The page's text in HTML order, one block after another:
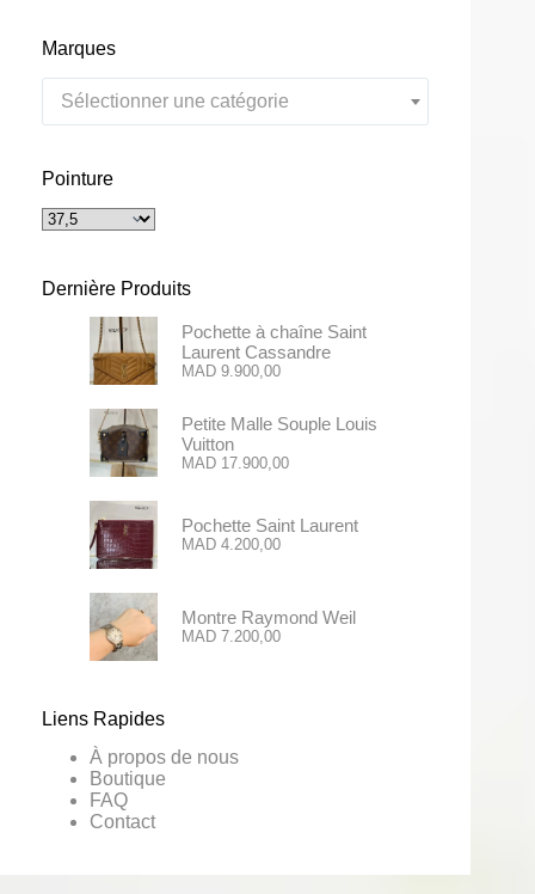
Marques
Sélectionner une catégorie
Pointure
Dernière Produits
Pochette à chaîne Saint
Laurent Cassandre
MAD9.900,00
Petite Malle Souple Louis
Vuitton
MAD17.900,00
Pochette Saint Laurent
MAD4.200,00
Montre Raymond Weil
MAD7.200,00
Liens Rapides
À propos de nous
Boutique
FAQ
Contact